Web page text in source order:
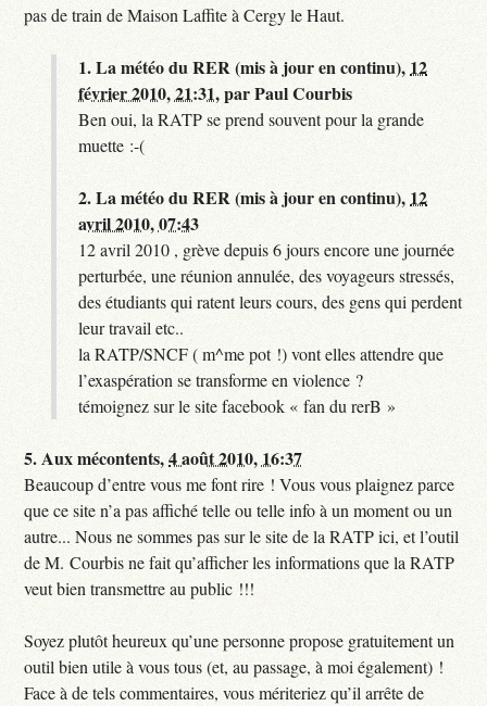
pas de train de Maison Laffite à Cergy le Haut.
1.La météo du RER (mis à jour en continu), 12
février 2010, 21:31,parPaul Courbis
Ben oui, la RATP se prend souvent pour la grande
muette :-(
2.La météo du RER (mis à jour en continu), 12
avril 2010, 07:43
12 avril 2010 , grève depuis 6 jours encore une journée
perturbée, une réunion annulée, des voyageurs stressés,
des étudiants qui ratent leurs cours, des gens qui perdent
leur travail etc..
la RATP/SNCF ( m^me pot !) vont elles attendre que
l’exaspération se transforme en violence ?
témoignez sur le site facebook « fan du rerB »
5.Aux mécontents,4 août 2010, 16:37
Beaucoup d’entre vous me font rire ! Vous vous plaignez parce
que ce site n’a pas affiché telle ou telle info à un moment ou un
autre... Nous ne sommes pas sur le site de la RATP ici, et l’outil
de M. Courbis ne fait qu’afficher les informations que la RATP
veut bien transmettre au public !!!
Soyez plutôt heureux qu’une personne propose gratuitement un
outil bien utile à vous tous (et, au passage, à moi également) !
Face à de tels commentaires, vous mériteriez qu’il arrête de